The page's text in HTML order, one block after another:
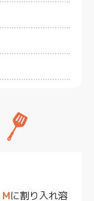
Mに割り入れ溶